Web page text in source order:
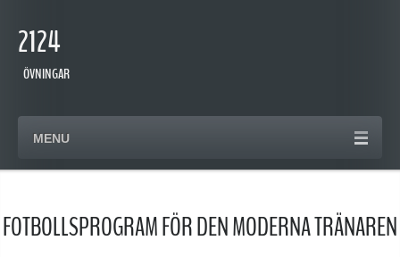
2124
ÖVNINGAR
MENU
FOTBOLLSPROGRAM FÖR DEN MODERNA TRÄNAREN